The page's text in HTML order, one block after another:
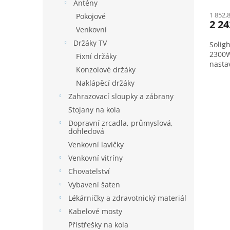
Antény
Pokojové
Venkovní
Držáky TV
Fixní držáky
Konzolové držáky
Naklápěcí držáky
Zahrazovací sloupky a zábrany
Stojany na kola
Dopravní zrcadla, průmyslová,
dohledová
Venkovní lavičky
Venkovní vitríny
Chovatelství
Vybavení šaten
Lékárničky a zdravotnický materiál
Kabelové mosty
Přístřešky na kola
1
2